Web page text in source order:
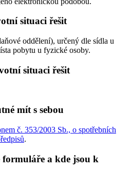
situaci řešit
oddělení), určený dle sídla u
pobytu u fyzické osoby.
situaci řešit
mít s sebou
č. 353/2003 Sb., o spotřebních
.
a kde jsou k